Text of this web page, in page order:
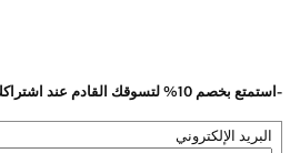
-استمتع بخصم 10% لتسوقك القادم عند اشتراكك في نشرتنا الاخبارية
البريد الإلكتروني